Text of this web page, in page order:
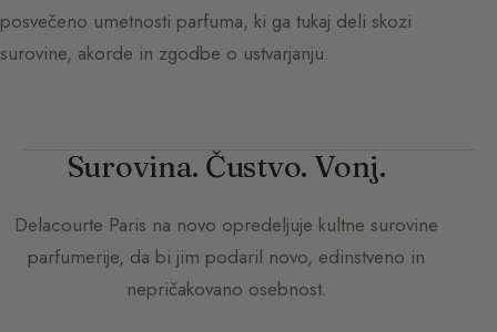
posvečeno umetnosti parfuma, ki ga tukaj deli skozi
surovine, akorde in zgodbe o ustvarjanju.
Surovina. Čustvo. Vonj.
Delacourte Paris na novo opredeljuje kultne surovine
parfumerije, da bi jim podaril novo, edinstveno in
nepričakovano osebnost.